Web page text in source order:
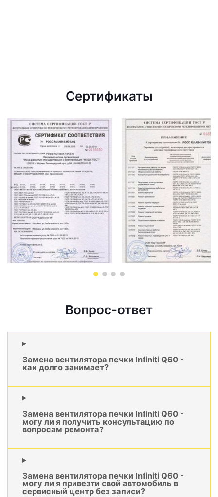
Сертификаты
Вопрос-ответ
Замена вентилятора печки Infiniti Q60 -
как долго занимает?
Замена вентилятора печки Infiniti Q60 -
могу ли я получить консультацию по
вопросам ремонта?
Замена вентилятора печки Infiniti Q60 -
могу ли я привезти свой автомобиль в
сервисный центр без записи?